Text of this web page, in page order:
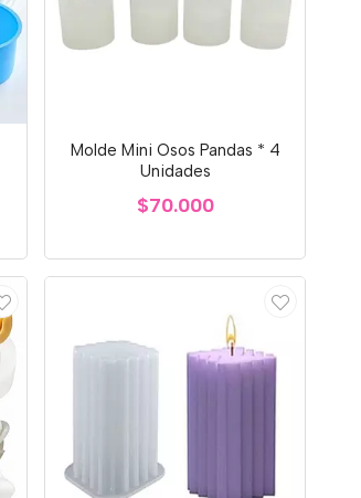
Molde Mini Osos Pandas * 4
Unidades
$70.000